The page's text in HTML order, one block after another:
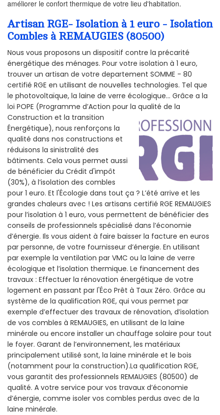
améliorer le confort thermique de votre lieu d'habitation.
Artisan RGE- Isolation à 1 euro - Isolation
Combles à REMAUGIES (80500)
Nous vous proposons un dispositif contre la précarité
énergétique des ménages. Pour votre isolation à 1 euro,
trouver un artisan de votre departement SOMME - 80
certifié RGE en utilisant de nouvelles technologies. Tel que
le photovoltaïque, la laine de verre écologique... Grâce a la
loi POPE (Programme d’Action pour la qualité de la
Construction et la transition
Énergétique), nous renforçons la
qualité dans nos constructions et
réduisons la sinistralité des
bâtiments. Cela vous permet aussi
de bénéficier du Crédit d'impôt
(30%), à l’isolation des combles
pour 1 euro. Et l'Écologie dans tout ça ? L’été arrive et les
grandes chaleurs avec ! Les artisans certifié RGE REMAUGIES
pour l’isolation à 1 euro, vous permettent de bénéficier des
conseils de professionnels spécialisé dans l’économie
d’énergie. Ils vous aident à faire baisser la facture en euros
par personne, de votre fournisseur d’énergie. En utilisant
par exemple la ventilation par VMC ou la laine de verre
écologique et l’isolation thermique. Le financement des
travaux : Effectuer la rénovation énergétique de votre
logement en passant par l'Éco Prêt à Taux Zéro. Grâce au
système de la qualification RGE, qui vous permet par
exemple d’effectuer des travaux de rénovation, d’isolation
de vos combles à REMAUGIES, en utilisant de la laine
minérale ou encore installer un chauffage solaire pour tout
le foyer. Garant de l’environnement, les matériaux
principalement utilisé sont, la laine minérale et le bois
(notamment pour la construction).La qualification RGE,
vous garantit des professionnels REMAUGIES (80500) de
qualité. A votre service pour vos travaux d’économie
d’énergie, comme isoler vos combles perdus avec de la
laine minérale.